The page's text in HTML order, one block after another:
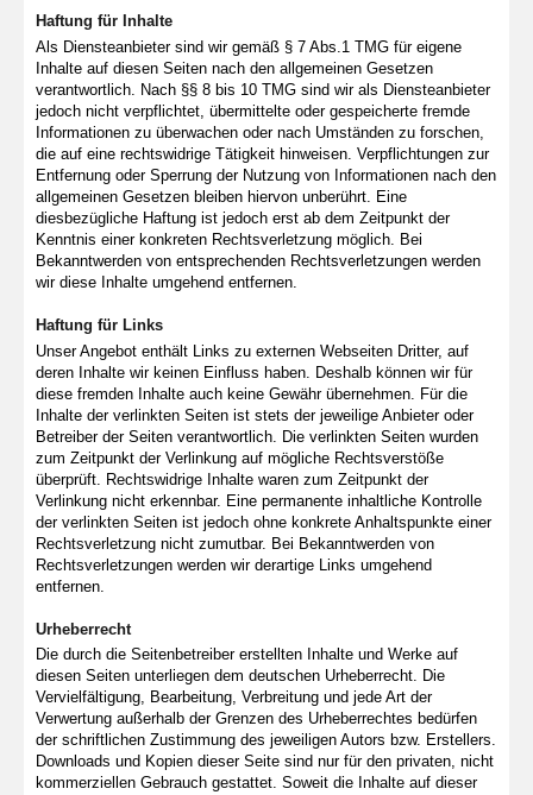
Haftung für Inhalte
Als Diensteanbieter sind wir gemäß § 7 Abs.1 TMG für eigene
Inhalte auf diesen Seiten nach den allgemeinen Gesetzen
verantwortlich. Nach §§ 8 bis 10 TMG sind wir als Diensteanbieter
jedoch nicht verpflichtet, übermittelte oder gespeicherte fremde
Informationen zu überwachen oder nach Umständen zu forschen,
die auf eine rechtswidrige Tätigkeit hinweisen. Verpflichtungen zur
Entfernung oder Sperrung der Nutzung von Informationen nach den
allgemeinen Gesetzen bleiben hiervon unberührt. Eine
diesbezügliche Haftung ist jedoch erst ab dem Zeitpunkt der
Kenntnis einer konkreten Rechtsverletzung möglich. Bei
Bekanntwerden von entsprechenden Rechtsverletzungen werden
wir diese Inhalte umgehend entfernen.
Haftung für Links
Unser Angebot enthält Links zu externen Webseiten Dritter, auf
deren Inhalte wir keinen Einfluss haben. Deshalb können wir für
diese fremden Inhalte auch keine Gewähr übernehmen. Für die
Inhalte der verlinkten Seiten ist stets der jeweilige Anbieter oder
Betreiber der Seiten verantwortlich. Die verlinkten Seiten wurden
zum Zeitpunkt der Verlinkung auf mögliche Rechtsverstöße
überprüft. Rechtswidrige Inhalte waren zum Zeitpunkt der
Verlinkung nicht erkennbar. Eine permanente inhaltliche Kontrolle
der verlinkten Seiten ist jedoch ohne konkrete Anhaltspunkte einer
Rechtsverletzung nicht zumutbar. Bei Bekanntwerden von
Rechtsverletzungen werden wir derartige Links umgehend
entfernen.
Urheberrecht
Die durch die Seitenbetreiber erstellten Inhalte und Werke auf
diesen Seiten unterliegen dem deutschen Urheberrecht. Die
Vervielfältigung, Bearbeitung, Verbreitung und jede Art der
Verwertung außerhalb der Grenzen des Urheberrechtes bedürfen
der schriftlichen Zustimmung des jeweiligen Autors bzw. Erstellers.
Downloads und Kopien dieser Seite sind nur für den privaten, nicht
kommerziellen Gebrauch gestattet. Soweit die Inhalte auf dieser